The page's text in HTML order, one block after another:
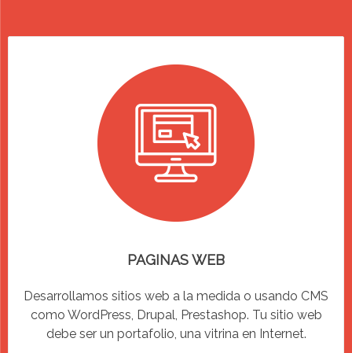
PAGINAS WEB
Desarrollamos sitios web a la medida o usando CMS
como WordPress, Drupal, Prestashop. Tu sitio web
debe ser un portafolio, una vitrina en Internet.